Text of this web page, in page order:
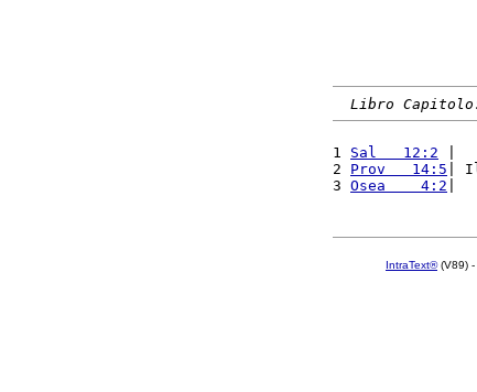
Libro
1 Sal   12:2 |
2 Prov   14:5 |
3 Osea    4:2 |
IntraText®(V89) -